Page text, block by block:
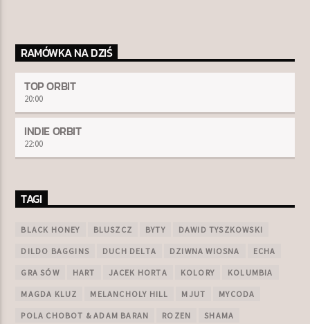
RAMÓWKA NA DZIŚ
TOP ORBIT
20:00
INDIE ORBIT
22:00
TAGI
BLACK HONEY BLUSZCZ BYTY DAWID TYSZKOWSKI
DILDO BAGGINS DUCH DELTA DZIWNA WIOSNA ECHA
GRA SÓW HART JACEK HORTA KOLORY KOLUMBIA
MAGDA KLUZ MELANCHOLY HILL MJUT MYCODA
POLA CHOBOT & ADAM BARAN ROZEN SHAMA